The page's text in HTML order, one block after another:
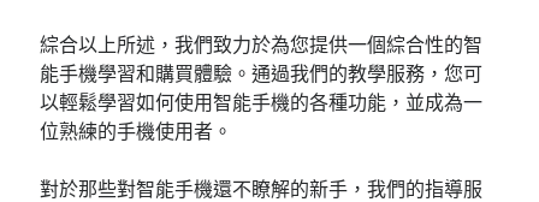
綜合以上所述，我們致力於為您提供一個綜合性的智
能手機學習和購買體驗。通過我們的教學服務，您可
以輕鬆學習如何使用智能手機的各種功能，並成為一
位熟練的手機使用者。
對於那些對智能手機還不瞭解的新手，我們的指導服